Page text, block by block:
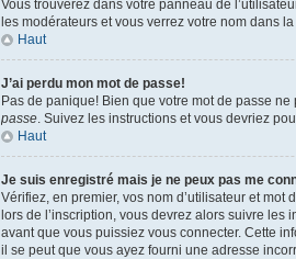
Vous trouverez dans votre panneau de
les modérateurs et vous verrez votre nom dans
Haut
J’ai perdu mon mot de passe!
Pas de panique! Bien que votre mot de passe
passe. Suivez les instructions et vous devriez
Haut
Je suis enregistré mais je ne peux pas me
Vérifiez, en premier, vos nom d’utilisateur et
lors de l’inscription, vous devrez alors suivre
avant que vous puissiez vous connecter. Cette
il se peut que vous ayez fourni une adresse